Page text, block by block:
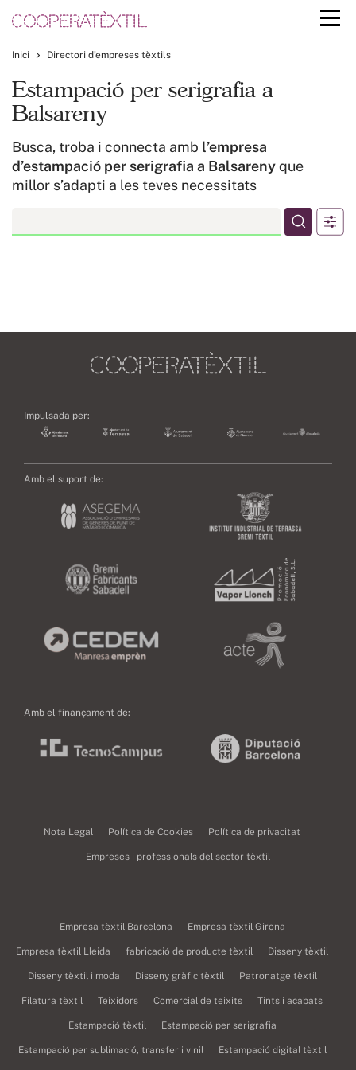
Inici Directori d’empreses tèxtils
Estampació per serigrafia a
Balsareny
Busca, troba i connecta amb l’empresa
d’estampació per serigrafia a Balsarenyque
millor s’adapti a les teves necessitats
Impulsada per:
Amb el suport de:
Amb el finançament de:
Nota Legal Política de Cookies Política de privacitat
Empreses i professionals del sector tèxtil
Empresa tèxtil Barcelona Empresa tèxtil Girona
Empresa tèxtil Lleida fabricació de producte tèxtil Disseny tèxtil
Disseny tèxtil i moda Disseny gràfic tèxtil Patronatge tèxtil
Filatura tèxtil Teixidors Comercial de teixits Tints i acabats
Estampació tèxtil Estampació per serigrafia
Estampació per sublimació, transfer i vinil Estampació digital tèxtil